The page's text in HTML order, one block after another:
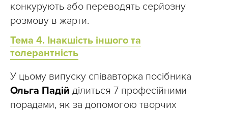
конкурують або переводять серйозну
розмову в жарти.
Тема 4. Інакшість іншого та
толерантність
У цьому випуску співавторка посібника
Ольга Падій ділиться 7 професійними
порадами, як за допомогою творчих